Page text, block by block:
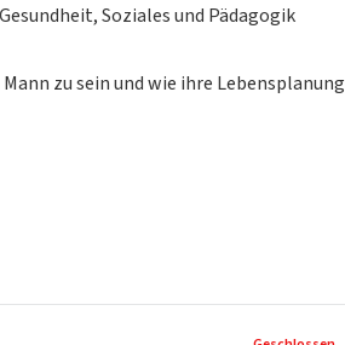
Soziales und Pädagogik
zu sein und wie ihre Lebensplanung